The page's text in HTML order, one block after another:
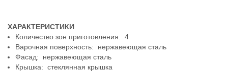
ХАРАКТЕРИСТИКИ
Количество зон приготовления: 4
Варочная поверхность: нержавеющая сталь
Фасад: нержавеющая сталь
Крышка: стеклянная крышка